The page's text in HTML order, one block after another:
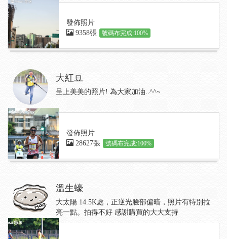
發佈照片
9358張
號碼布完成:100%
大紅豆
呈上美美的照片! 為大家加油..^^~
發佈照片
28627張
號碼布完成:100%
溫生蠔
大太陽 14.5K處，正逆光臉部偏暗，照片有特別拉
亮一點。拍得不好 感謝購買的大大支持